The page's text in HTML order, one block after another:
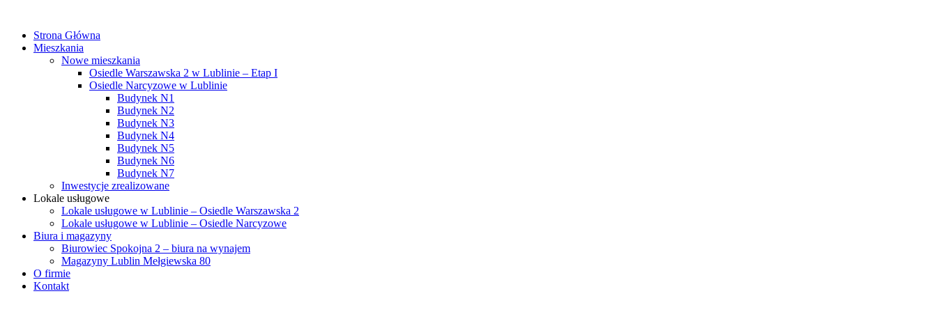
Strona Główna
Mieszkania
Nowe mieszkania
Osiedle Warszawska 2 w Lublinie – Etap I
Osiedle Narcyzowe w Lublinie
Budynek N1
Budynek N2
Budynek N3
Budynek N4
Budynek N5
Budynek N6
Budynek N7
Inwestycje zrealizowane
Lokale usługowe
Lokale usługowe w Lublinie – Osiedle Warszawska 2
Lokale usługowe w Lublinie – Osiedle Narcyzowe
Biura i magazyny
Biurowiec Spokojna 2 – biura na wynajem
Magazyny Lublin Mełgiewska 80
O firmie
Kontakt